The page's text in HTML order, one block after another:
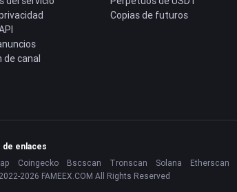
de canal
Copias de futuros
enlaces
Coingecko Bscscan Tronscan Solana Etherscan
2026 FAMEEX.COM All Rights Reserved